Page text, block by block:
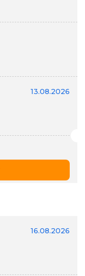
13.08.2026
16.08.2026